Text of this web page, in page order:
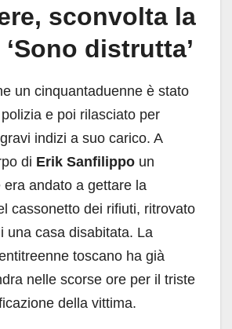
sconvolta la
distrutta’
un cinquantaduenne è stato
e poi rilasciato per
indizi a suo carico. A
di Erik Sanfilippo un
era andato a gettare la
cassonetto dei rifiuti, ritrovato
una casa disabitata. La
toscano ha già
nelle scorse ore per il triste
della vittima.